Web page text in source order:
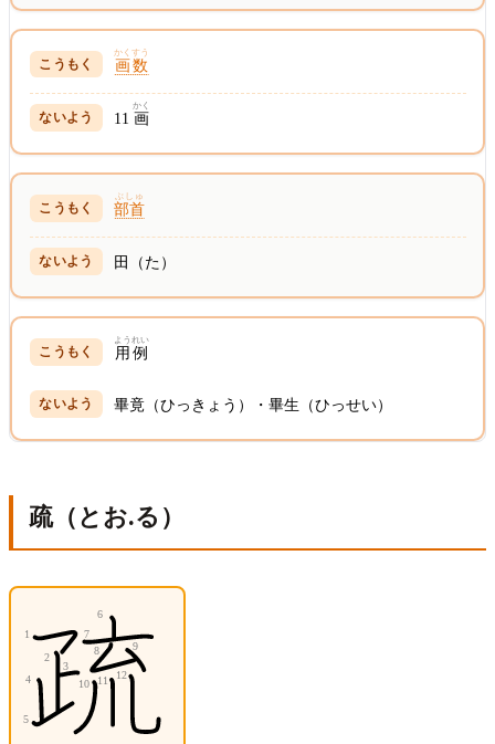
画数
かくすう
11 画
かく
部首
ぶしゅ
田（た）
用例
ようれい
畢竟（ひっきょう）・畢生（ひっせい）
疏（とお.る）